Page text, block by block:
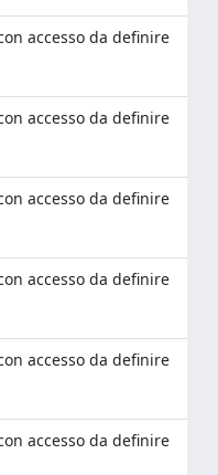
accesso da definire
accesso da definire
accesso da definire
accesso da definire
accesso da definire
accesso da definire